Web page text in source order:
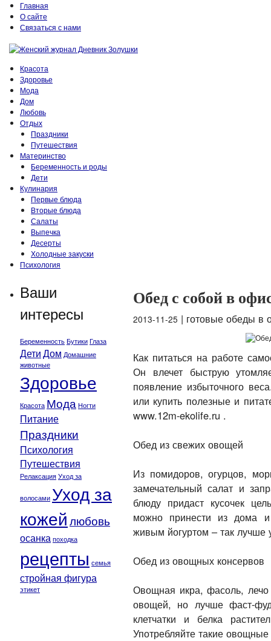
Главная
О сайте
Связаться с нами
Красота
Здоровье
Мода
Дом
Любовь
Отдых
Праздники
Путешествия
Материнство
Беременность и роды
Дети
Кулинария
Первые блюда
Вторые блюда
Салаты
Выпечка
Десерты
Холодные закуски
Психология
Ваши
интересы
Беременность Бутики Глаза
ДетиДом Домашние
животные
Здоровье
Красота Мода Ногти
Питание
Праздники
Психология
Путешествия
Релаксация Уход за
волосами Уход за
кожейлюбовь
осанка походка
рецепты семья
стройная фигура
этикет
Обед с собой в
2013-11-25 | готовые обеды в
Как питаться на работе
Он влечет быструю
появление избыточного
или купить полезные и
www.12m-ekolife.ru .
Обед из свежих овощей
Из помидоров, огурцов,
замечательный салат и
блюду придаст кусочек
можно принести из дома
живым йогуртом – так лучше
Обед из овощных консервов
Овощная икра, фасоль,
овощей, но лучше фаст-
клетчатки и белка
Употребляйте такие